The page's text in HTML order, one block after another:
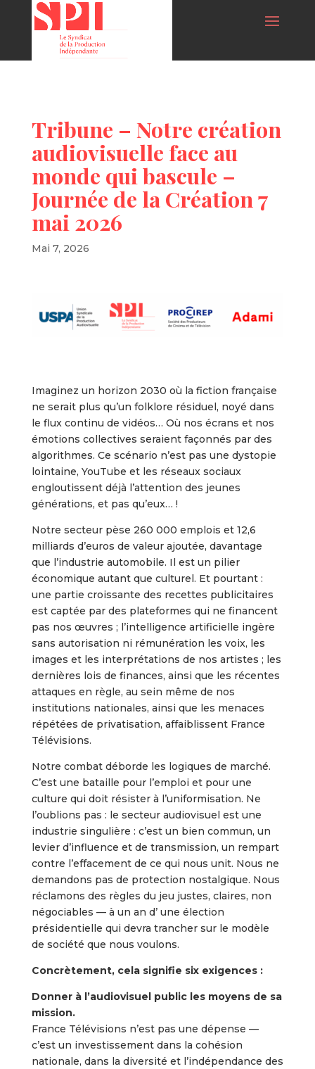
Tribune – Notre création
audiovisuelle face au
monde qui bascule –
Journée de la Création 7
mai 2026
Mai 7, 2026
Imaginez un horizon 2030 où la fiction française
ne serait plus qu’un folklore résiduel, noyé dans
le flux continu de vidéos… Où nos écrans et nos
émotions collectives seraient façonnés par des
algorithmes. Ce scénario n’est pas une dystopie
lointaine, YouTube et les réseaux sociaux
engloutissent déjà l’attention des jeunes
générations, et pas qu’eux… !
Notre secteur pèse 260 000 emplois et 12,6
milliards d’euros de valeur ajoutée, davantage
que l’industrie automobile. Il est un pilier
économique autant que culturel. Et pourtant :
une partie croissante des recettes publicitaires
est captée par des plateformes qui ne financent
pas nos œuvres ; l’intelligence artificielle ingère
sans autorisation ni rémunération les voix, les
images et les interprétations de nos artistes ; les
dernières lois de finances, ainsi que les récentes
attaques en règle, au sein même de nos
institutions nationales, ainsi que les menaces
répétées de privatisation, affaiblissent France
Télévisions.
Notre combat déborde les logiques de marché.
C’est une bataille pour l’emploi et pour une
culture qui doit résister à l’uniformisation. Ne
l’oublions pas : le secteur audiovisuel est une
industrie singulière : c’est un bien commun, un
levier d’influence et de transmission, un rempart
contre l’effacement de ce qui nous unit. Nous ne
demandons pas de protection nostalgique. Nous
réclamons des règles du jeu justes, claires, non
négociables — à un an d’ une élection
présidentielle qui devra trancher sur le modèle
de société que nous voulons.
Concrètement, cela signifie six exigences :
Donner à l’audiovisuel public les moyens de sa
mission.
France Télévisions n’est pas une dépense —
c’est un investissement dans la cohésion
nationale, dans la diversité et l’indépendance des